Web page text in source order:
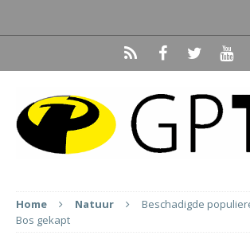
Home Natuur
Beschadigde
Bos gekapt